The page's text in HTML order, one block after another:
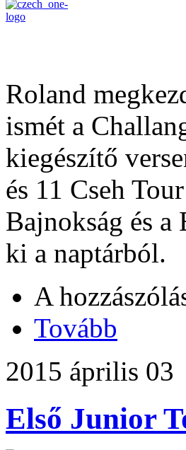
Roland
ismét a
kiegészítő
és 11 Cseh
Bajnokság és
ki a naptárból.
A
Tovább
2015 április 03
Első Junior